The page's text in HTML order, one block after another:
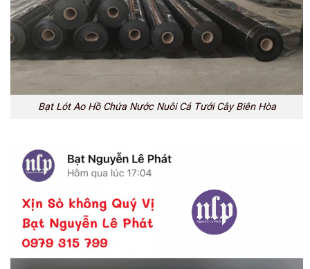
Bạt Lót Ao Hồ Chứa Nước Nuôi Cá Tưới Cây Biên Hòa